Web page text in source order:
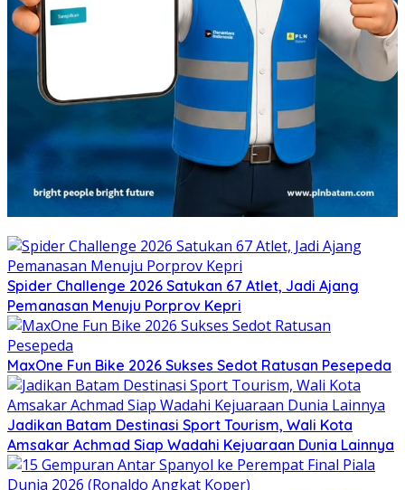
Spider Challenge 2026 Satukan 67 Atlet, Jadi Ajang
Pemanasan Menuju Porprov Kepri
MaxOne Fun Bike 2026 Sukses Sedot Ratusan Pesepeda
Jadikan Batam Destinasi Sport Tourism, Wali Kota
Amsakar Achmad Siap Wadahi Kejuaraan Dunia Lainnya